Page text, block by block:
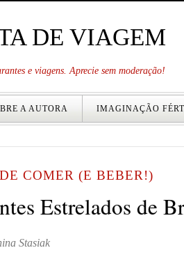
DE VIAGEM
e viagens. Aprecie sem moderação!
A AUTORA IMAGINAÇÃO
COMER (E BEBER!)
Estrelados de
Stasiak